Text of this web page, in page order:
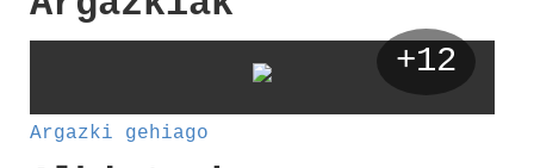
+12
Argazki gehiago